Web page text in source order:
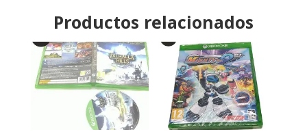
Productos relacionados